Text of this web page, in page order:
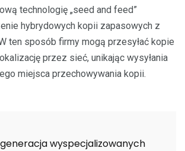
technologię „seed and feed”
hybrydowych kopii zapasowych z
ten sposób firmy mogą przesyłać kopie
przez sieć, unikając wysyłania
miejsca przechowywania kopii.
wyspecjalizowanych